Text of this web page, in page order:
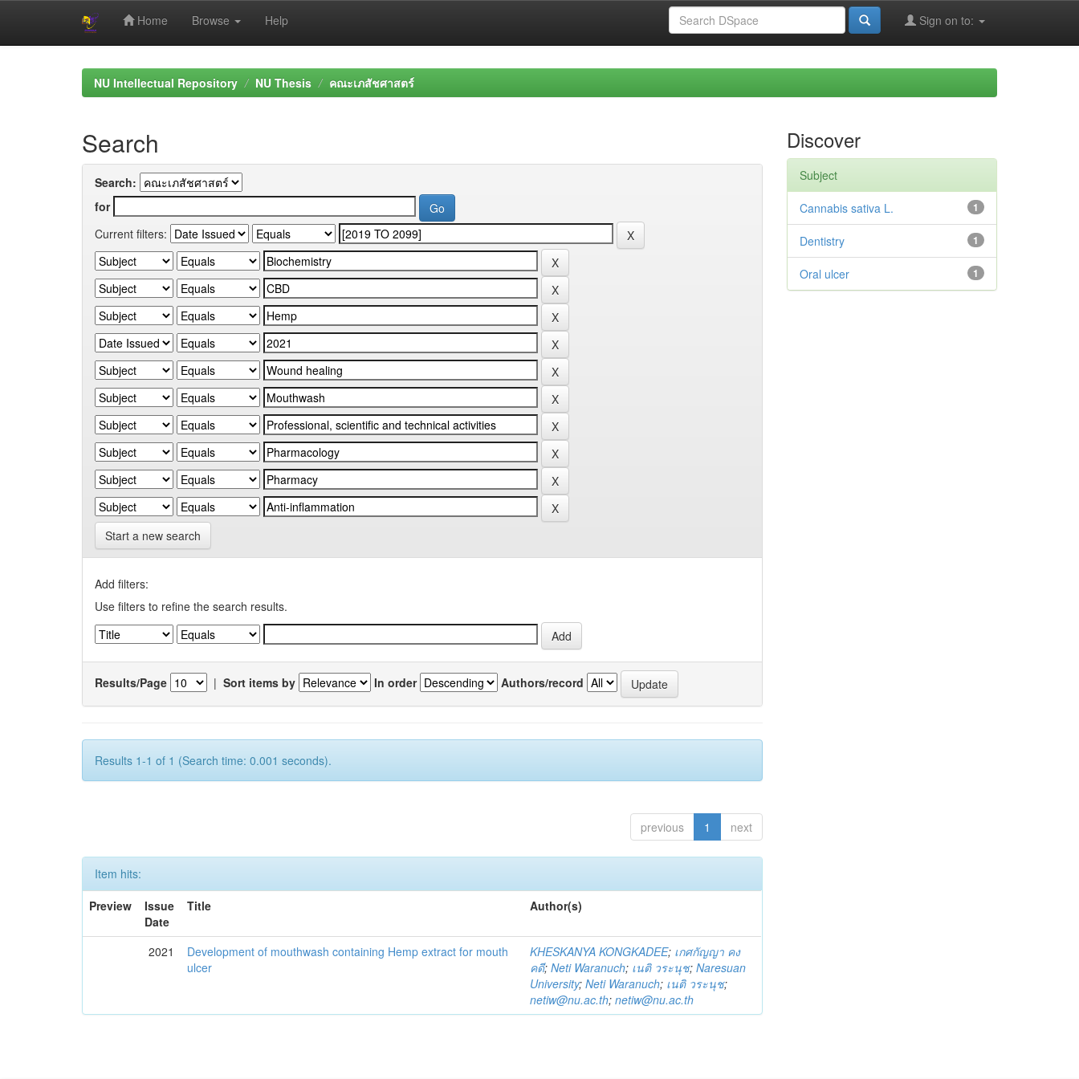
Home Browse Help Sign on to:
NU Intellectual Repository NU Thesis คณะเภสัชศาสตร์
Search
Search:
for
Current filters:
Start a new search
Add filters:
Use filters to refine the search results.
Results/Page | Sort items by In order Authors/record
Results 1-1 of 1 (Search time: 0.001 seconds).
previous 1 next
Item hits:
Preview
Issue
Date
Title Author(s)
2021
Development of mouthwash containing Hemp extract for mouth
ulcer
KHESKANYA KONGKADEE; เกศกัญญา คง
คดี;Neti Waranuch; เนติ วระนุช;Naresuan
University;Neti Waranuch; เนติ วระนุช;
netiw@nu.ac.th;netiw@nu.ac.th
Discover
Subject
1
Cannabis sativa L.
1
Dentistry
1
Oral ulcer